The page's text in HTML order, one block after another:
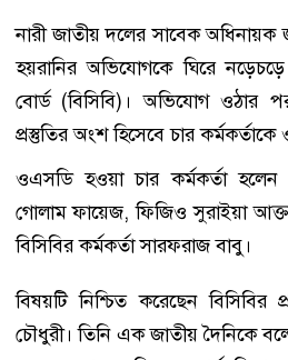
নারী জাতীয় দলের সাবেক
হয়রানির অভিযোগকে ঘিরে
বোর্ড (বিসিবি)। অভিযোগ ওঠার
প্রস্তুতির অংশ হিসেবে চার
ওএসডি হওয়া চার কর্মকর্তা
গোলাম ফায়েজ, ফিজিও সুরাইয়া
বিসিবির কর্মকর্তা সারফরাজ বাবু।
বিষয়টি নিশ্চিত করেছেন বিসিবির
চৌধুরী। তিনি এক জাতীয় দৈনিকে